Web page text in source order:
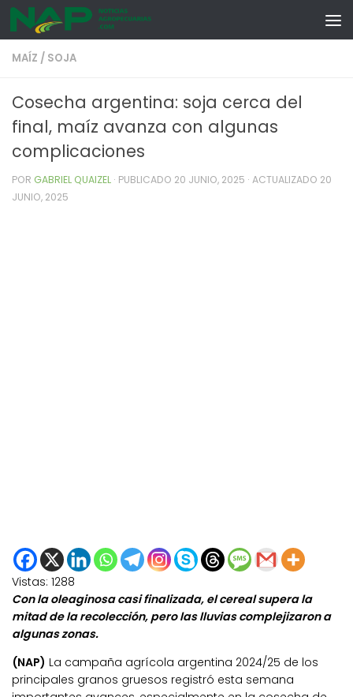
Skip to content
MAÍZ / SOJA
Cosecha argentina: soja cerca del
final, maíz avanza con algunas
complicaciones
POR GABRIEL QUAIZEL · PUBLICADO 20 JUNIO, 2025 · ACTUALIZADO 20
JUNIO, 2025
Vistas: 1288
Con la oleaginosa casi finalizada, el cereal supera la
mitad de la recolección, pero las lluvias complejizaron a
algunas zonas.
(NAP) La campaña agrícola argentina 2024/25 de los
principales granos gruesos registró esta semana